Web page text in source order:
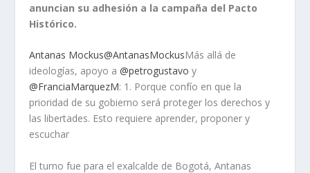
anuncian su adhesión a la campaña del Pacto
Histórico.
Antanas Mockus@AntanasMockusMás allá de
ideologías, apoyo a@petrogustavo y
@FranciaMarquezM: 1. Porque confío en que la
prioridad de su gobierno será proteger los derechos y
las libertades. Esto requiere aprender, proponer y
escuchar
El turno fue para el exalcalde de Bogotá, Antanas